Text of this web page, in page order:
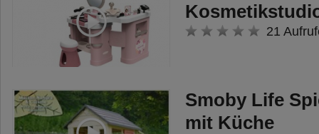
21
Smoby Life
mit Küche